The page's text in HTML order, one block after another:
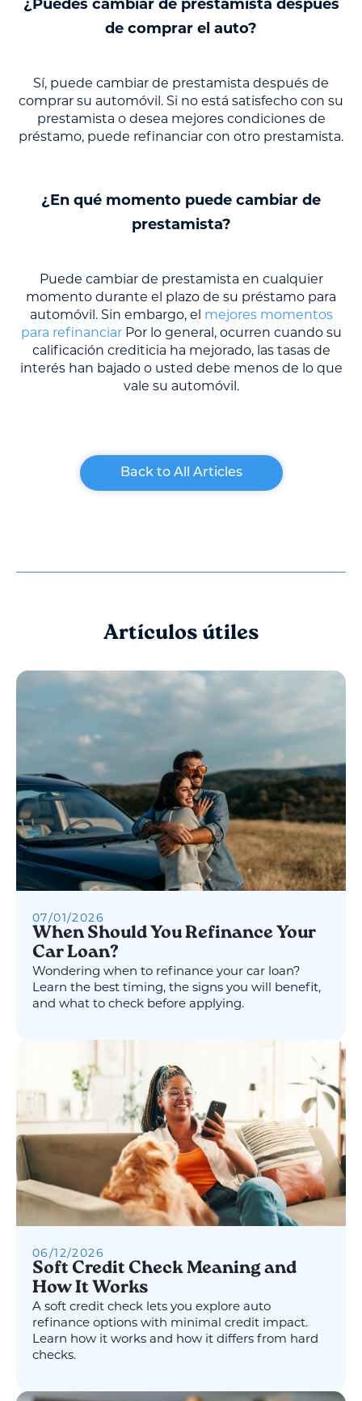
¿Puedes cambiar de prestamista después
de comprar el auto?
Sí, puede cambiar de prestamista después de
comprar su automóvil. Si no está satisfecho con su
prestamista o desea mejores condiciones de
préstamo, puede refinanciar con otro prestamista.
¿En qué momento puede cambiar de
prestamista?
Puede cambiar de prestamista en cualquier
momento durante el plazo de su préstamo para
automóvil. Sin embargo, el mejores momentos
para refinanciarPor lo general, ocurren cuando su
calificación crediticia ha mejorado, las tasas de
interés han bajado o usted debe menos de lo que
vale su automóvil.
Back to All Articles
Artículos útiles
07/01/2026
When Should You Refinance Your
Car Loan?
Wondering when to refinance your car loan?
Learn the best timing, the signs you will benefit,
and what to check before applying.
06/12/2026
Soft Credit Check Meaning and
How It Works
A soft credit check lets you explore auto
refinance options with minimal credit impact.
Learn how it works and how it differs from hard
checks.